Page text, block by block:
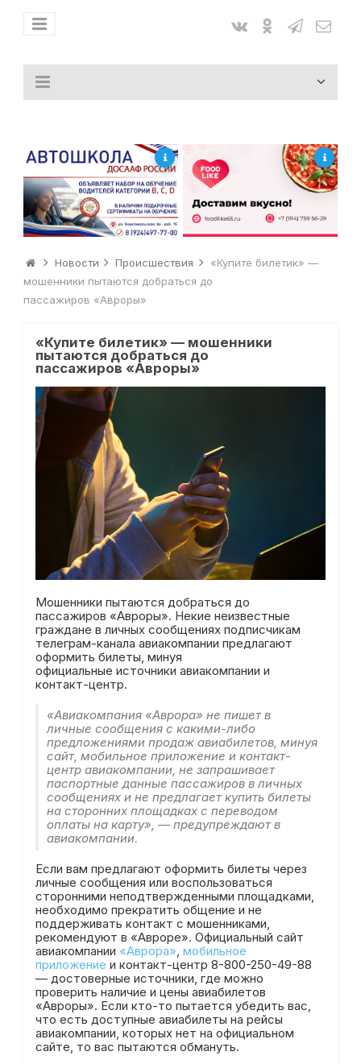
Новости Происшествия
«Купите билетик» —
мошенники пытаются добраться до
пассажиров «Авроры»
«Купите билетик» — мошенники
пытаются добраться до
пассажиров «Авроры»
Мошенники пытаются добраться до
пассажиров «Авроры». Некие неизвестные
граждане в личных сообщениях подписчикам
телеграм-канала авиакомпании предлагают
оформить билеты, минуя
официальные источники авиакомпании и
контакт-центр.
«Авиакомпания «Аврора» не пишет в
личные сообщения с какими-либо
предложениями продаж авиабилетов, минуя
сайт, мобильное приложение и контакт-
центр авиакомпании, не запрашивает
паспортные данные пассажиров в личных
сообщениях и не предлагает купить билеты
на сторонних площадках с переводом
оплаты на карту», — предупреждают в
авиакомпании.
Если вам предлагают оформить билеты через
личные сообщения или воспользоваться
сторонними неподтвержденными площадками,
необходимо прекратить общение и не
поддерживать контакт с мошенниками,
рекомендуют в «Авроре». Официальный сайт
авиакомпании «Аврора», мобильное
приложение и контакт-центр 8-800-250-49-88
— достоверные источники, где можно
проверить наличие и цены авиабилетов
«Авроры». Если кто-то пытается убедить вас,
что есть доступные авиабилеты на рейсы
авиакомпании, которых нет на официальном
сайте, то вас пытаются обмануть.